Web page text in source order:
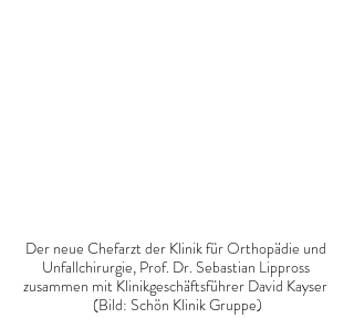
Der neue Chefarzt der Klinik für Orthopädie und
Unfallchirurgie, Prof. Dr. Sebastian Lippross
zusammen mit Klinikgeschäftsführer David Kayser
(Bild: Schön Klinik Gruppe)